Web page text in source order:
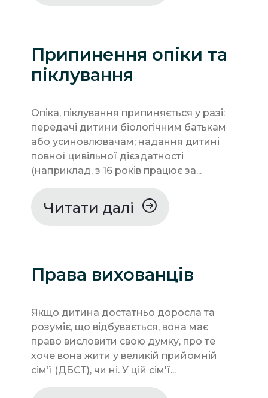
Припинення опіки та
піклування
Опіка, піклування припиняється у разі:
передачі дитини біологічним батькам
або усиновлювачам; надання дитині
повної цивільної дієздатності
(наприклад, з 16 років працює за...
Читати далі
Права вихованців
Якщо дитина достатньо доросла та
розуміє, що відбувається, вона має
право висловити свою думку, про те
хоче вона жити у великій прийомній
сімʼї (ДБСТ), чи ні. У цій сім'ї...